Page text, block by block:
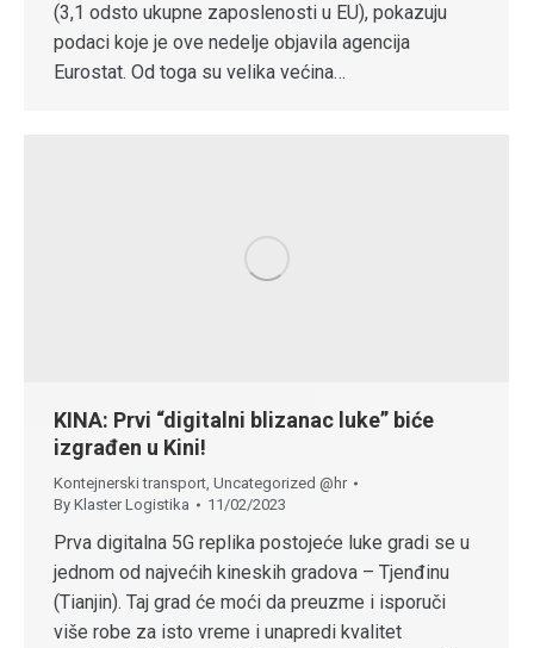
(3,1 odsto ukupne zaposlenosti u EU), pokazuju
podaci koje je ove nedelje objavila agencija
Eurostat. Od toga su velika većina…
KINA: Prvi “digitalni blizanac luke” biće
izgrađen u Kini!
Kontejnerski transport Uncategorized @hr
By Klaster Logistika 11/02/2023
Prva digitalna 5G replika postojeće luke gradi se u
jednom od najvećih kineskih gradova – Tjenđinu
(Tianjin). Taj grad će moći da preuzme i isporuči
više robe za isto vreme i unapredi kvalitet